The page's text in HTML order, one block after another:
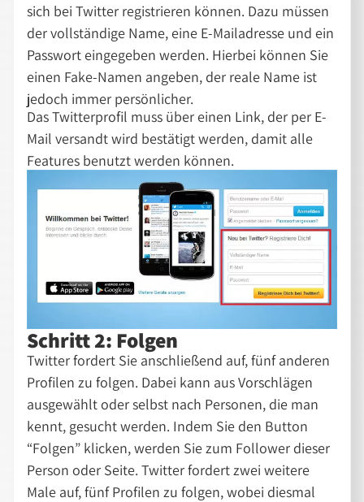
sich bei Twitter registrieren können. Dazu müssen
der vollständige Name, eine E-Mailadresse und ein
Passwort eingegeben werden. Hierbei können Sie
einen Fake-Namen angeben, der reale Name ist
jedoch immer persönlicher.
Das Twitterprofil muss über einen Link, der per E-
Mail versandt wird bestätigt werden, damit alle
Features benutzt werden können.
Schritt 2: Folgen
Twitter fordert Sie anschließend auf, fünf anderen
Profilen zu folgen. Dabei kann aus Vorschlägen
ausgewählt oder selbst nach Personen, die man
kennt, gesucht werden. Indem Sie den Button
“Folgen” klicken, werden Sie zum Follower dieser
Person oder Seite. Twitter fordert zwei weitere
Male auf, fünf Profilen zu folgen, wobei diesmal